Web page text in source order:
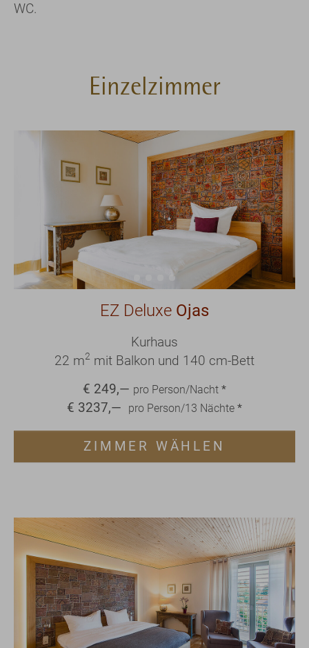
WC.
Einzelzimmer
EZ Deluxe Ojas
Kurhaus
22 m2 mit Balkon und 140 cm-Bett
€ 249,— pro Person/Nacht *
€ 3237,— pro Person/13 Nächte *
ZIMMER WÄHLEN